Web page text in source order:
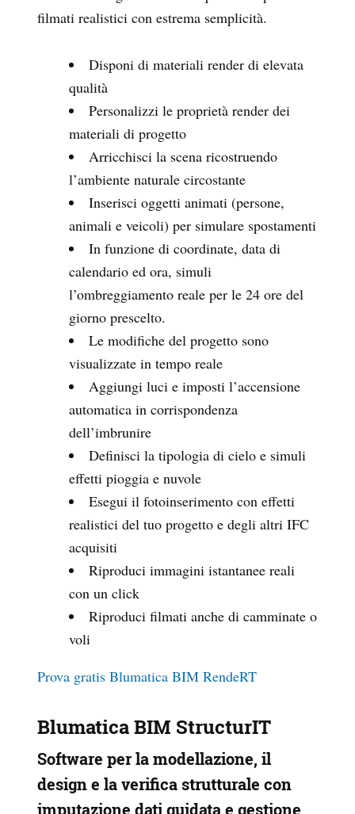
filmati realistici con estrema semplicità.
Disponi di materiali render di elevata
qualità
Personalizzi le proprietà render dei
materiali di progetto
Arricchisci la scena ricostruendo
l’ambiente naturale circostante
Inserisci oggetti animati (persone,
animali e veicoli) per simulare spostamenti
In funzione di coordinate, data di
calendario ed ora, simuli
l’ombreggiamento reale per le 24 ore del
giorno prescelto.
Le modifiche del progetto sono
visualizzate in tempo reale
Aggiungi luci e imposti l’accensione
automatica in corrispondenza
dell’imbrunire
Definisci la tipologia di cielo e simuli
effetti pioggia e nuvole
Esegui il fotoinserimento con effetti
realistici del tuo progetto e degli altri IFC
acquisiti
Riproduci immagini istantanee reali
con un click
Riproduci filmati anche di camminate o
voli
Prova gratis Blumatica BIM RendeRT
Blumatica BIM StructurIT
Software per la modellazione, il
design e la verifica strutturale con
imputazione dati guidata e gestione